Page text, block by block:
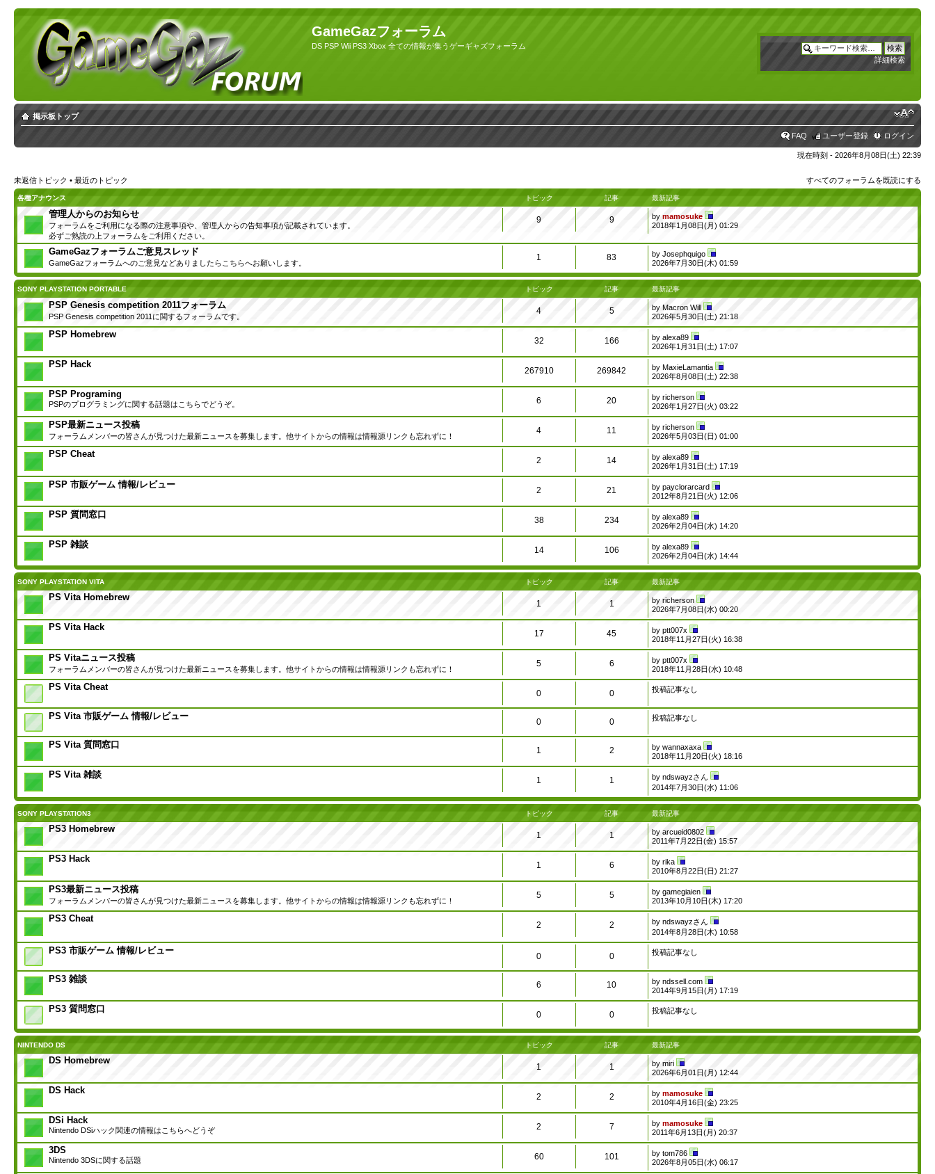
GameGazフォーラム
DS PSP Wii PS3 Xbox 全ての情報が集うゲーギャズフォーラム
詳細検索
掲示板トップ
FAQ ユーザー登録 ログイン
現在時刻 - 2026年8月08日(土) 22:39
未返信トピック • 最近のトピック すべてのフォーラムを既読にする
各種アナウンス トピック 記事 最新記事
管理人からのお知らせ
フォーラムをご利用になる際の注意事項や、管理人からの告知事項が記載されています。
必ずご熟読の上フォーラムをご利用ください。
9 9 bymamosuke
2018年1月08日(月) 01:29
GameGazフォーラムご意見スレッド
GameGazフォーラムへのご意見などありましたらこちらへお願いします。
1 83 byJosephquigo
2026年7月30日(木) 01:59
SONY PLAYSTATION PORTABLE トピック 記事 最新記事
PSP Genesis competition 2011フォーラム
PSP Genesis competition 2011に関するフォーラムです。
4 5 byMacron Will
2026年5月30日(土) 21:18
PSP Homebrew
32 166 byalexa89
2026年1月31日(土) 17:07
PSP Hack
267910 269842 byMaxieLamantia
2026年8月08日(土) 22:38
PSP Programing
PSPのプログラミングに関する話題はこちらでどうぞ。 6 20 byricherson
2026年1月27日(火) 03:22
PSP最新ニュース投稿
フォーラムメンバーの皆さんが見つけた最新ニュースを募集します。他サイトからの情報は情報源リンクも忘れずに！
4 11 byricherson
2026年5月03日(日) 01:00
PSP Cheat
2 14 byalexa89
2026年1月31日(土) 17:19
PSP 市販ゲーム 情報/レビュー
2 21 bypayclorarcard
2012年8月21日(火) 12:06
PSP 質問窓口
38 234 byalexa89
2026年2月04日(水) 14:20
PSP 雑談
14 106 byalexa89
2026年2月04日(水) 14:44
SONY PLAYSTATION VITA トピック 記事 最新記事
PS Vita Homebrew
1 1 byricherson
2026年7月08日(水) 00:20
PS Vita Hack
17 45 byptt007x
2018年11月27日(火) 16:38
PS Vitaニュース投稿
フォーラムメンバーの皆さんが見つけた最新ニュースを募集します。他サイトからの情報は情報源リンクも忘れずに！
5 6 byptt007x
2018年11月28日(水) 10:48
PS Vita Cheat
0 0 投稿記事なし
PS Vita 市販ゲーム 情報/レビュー
0 0 投稿記事なし
PS Vita 質問窓口
1 2 bywannaxaxa
2018年11月20日(火) 18:16
PS Vita 雑談
1 1 byndswayzさん
2014年7月30日(水) 11:06
SONY PLAYSTATION3 トピック 記事 最新記事
PS3 Homebrew
1 1 byarcueid0802
2011年7月22日(金) 15:57
PS3 Hack
1 6 byrika
2010年8月22日(日) 21:27
PS3最新ニュース投稿
フォーラムメンバーの皆さんが見つけた最新ニュースを募集します。他サイトからの情報は情報源リンクも忘れずに！
5 5 bygamegiaien
2013年10月10日(木) 17:20
PS3 Cheat
2 2 byndswayzさん
2014年8月28日(木) 10:58
PS3 市販ゲーム 情報/レビュー
0 0 投稿記事なし
PS3 雑談
6 10 byndssell.com
2014年9月15日(月) 17:19
PS3 質問窓口
0 0 投稿記事なし
NINTENDO DS トピック 記事 最新記事
DS Homebrew
1 1 bymiri
2026年6月01日(月) 12:44
DS Hack
2 2 bymamosuke
2010年4月16日(金) 23:25
DSi Hack
Nintendo DSiハック関連の情報はこちらへどうぞ 2 7 bymamosuke
2011年6月13日(月) 20:37
3DS
Nintendo 3DSに関する話題 60 101 bytom786
2026年8月05日(水) 06:17